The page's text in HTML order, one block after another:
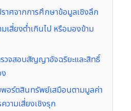
าศจากการศึกษาข้อมูลเชิงลึก
มเสี่ยงต่ำเกินไป หรือมองข้าม
รวจสอบสัญญาอัจฉริยะและสิทธิ์
พอร์ตสินทรัพย์เสมือนตามมูลค่า
วามเสี่ยงเชิงรุก